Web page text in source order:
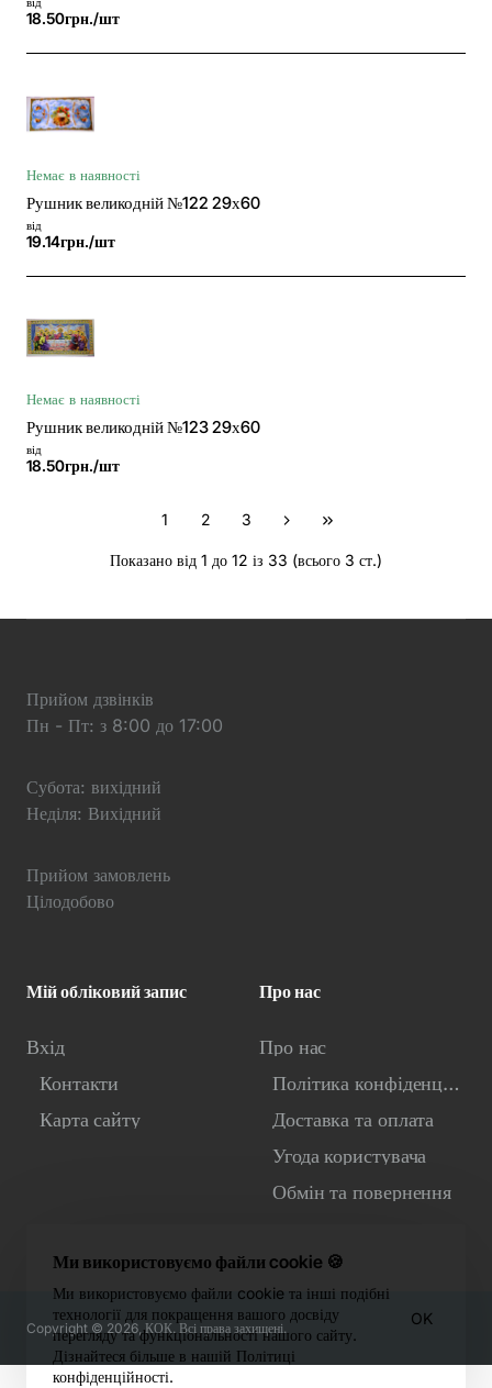
Ми використовуємо файли cookie 🍪
Ми використовуємо файли cookie та інші подібні
технології для покращення вашого досвіду
перегляду та функціональності нашого сайту.
Дізнайтеся більше в нашій Політиці
конфіденційності.
OK
18.50грн./шт
Немає в наявності
Рушник великодній №122 29х60
від
19.14грн./шт
Немає в наявності
Рушник великодній №123 29х60
від
18.50грн./шт
1 2 3
Показано від 1 до 12 із 33 (всього 3 ст.)
Прийом дзвінків
Пн - Пт: з 8:00 до 17:00
Субота: вихідний
Неділя: Вихідний
Прийом замовлень
Цілодобово
Мій обліковий запис
Вхід
Контакти
Карта сайту
Про нас
Про нас
Політика конфіденційності
Доставка та оплата
Угода користувача
Обмін та повернення
Copyright © 2026, КОК. Всі права захищені.